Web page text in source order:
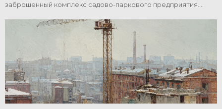
заброшенный комплекс садово-паркового предприятия.